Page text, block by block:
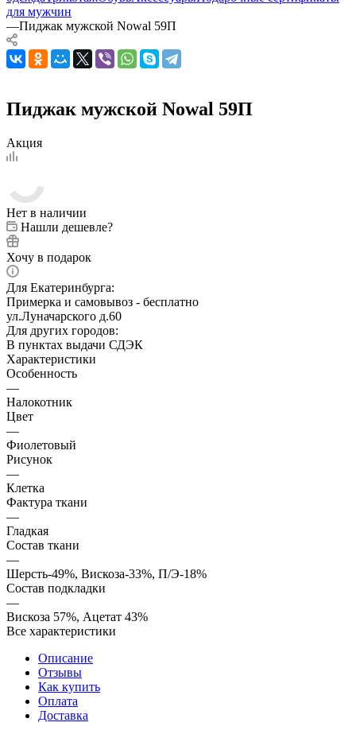
для мужчин
—Пиджак мужской Nowal 59П
Пиджак мужской Nowal 59П
Акция
Нет в наличии
Нашли дешевле?
Хочу в подарок
Для Екатеринбурга:
Примерка и самовывоз - бесплатно
ул.Луначарского д.60
Для других городов:
В пунктах выдачи СДЭК
Характеристики
Особенность
—
Налокотник
Цвет
—
Фиолетовый
Рисунок
—
Клетка
Фактура ткани
—
Гладкая
Состав ткани
—
Шерсть-49%, Вискоза-33%, П/Э-18%
Состав подкладки
—
Вискоза 57%, Ацетат 43%
Все характеристики
Описание
Отзывы
Как купить
Оплата
Доставка